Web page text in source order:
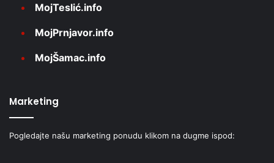
MojTeslić.info
MojPrnjavor.info
MojŠamac.info
Marketing
Pogledajte našu marketing ponudu klikom na dugme ispod: